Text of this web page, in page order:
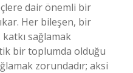
dair önemli bir
Her bileşen, bir
sağlamak
bir toplumda olduğu
zorundadır; aksi